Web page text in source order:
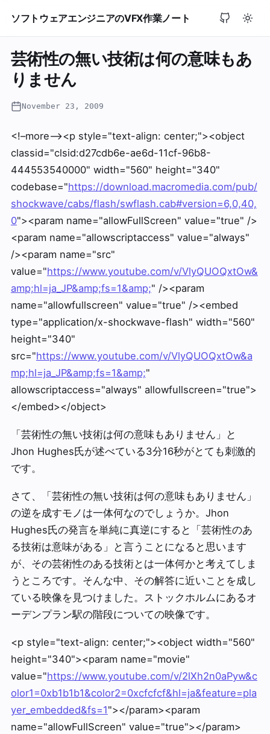
ソフトウェアエンジニアのVFX作業ノート
芸術性の無い技術は何の意味もあ
りません
November 23, 2009
<!–more–><p style="text-align: center;"><object
classid="clsid:d27cdb6e-ae6d-11cf-96b8-
444553540000" width="560" height="340"
codebase="https://download.macromedia.com/pub/
shockwave/cabs/flash/swflash.cab#version=6,0,40,
0"><param name="allowFullScreen" value="true" />
<param name="allowscriptaccess" value="always"
/><param name="src"
value="https://www.youtube.com/v/VlyQUOQxtOw&
amp;hl=ja_JP&amp;fs=1&amp;" /><param
name="allowfullscreen" value="true" /><embed
type="application/x-shockwave-flash" width="560"
height="340"
src="https://www.youtube.com/v/VlyQUOQxtOw&a
mp;hl=ja_JP&amp;fs=1&amp;"
allowscriptaccess="always" allowfullscreen="true">
</embed></object>
「芸術性の無い技術は何の意味もありません」と
Jhon Hughes氏が述べている3分16秒がとても刺激的
です。
さて、「芸術性の無い技術は何の意味もありません」
の逆を成すモノは一体何なのでしょうか。Jhon
Hughes氏の発言を単純に真逆にすると「芸術性のあ
る技術は意味がある」と言うことになると思います
が、その芸術性のある技術とは一体何かと考えてしま
うところです。そんな中、その解答に近いことを成し
ている映像を見つけました。ストックホルムにあるオ
ーデンプラン駅の階段についての映像です。
<p style="text-align: center;"><object width="560"
height="340"><param name="movie"
value="https://www.youtube.com/v/2lXh2n0aPyw&c
olor1=0xb1b1b1&color2=0xcfcfcf&hl=ja&feature=pla
yer_embedded&fs=1"></param><param
name="allowFullScreen" value="true"></param>